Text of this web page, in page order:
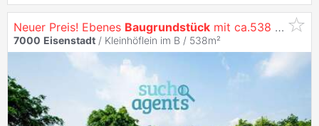
Neuer Preis! Ebenes Baugrundstück mit ca.538 m² in Siedlungslage und Zentrumsnähe ohne Bauzwang
7000 Eisenstadt / Kleinhöflein im B / 538m²